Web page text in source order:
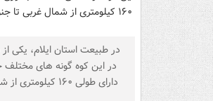
در طبیعت استان ایلام، یکی
در این کوه گونه های مختلف
دارای طولی